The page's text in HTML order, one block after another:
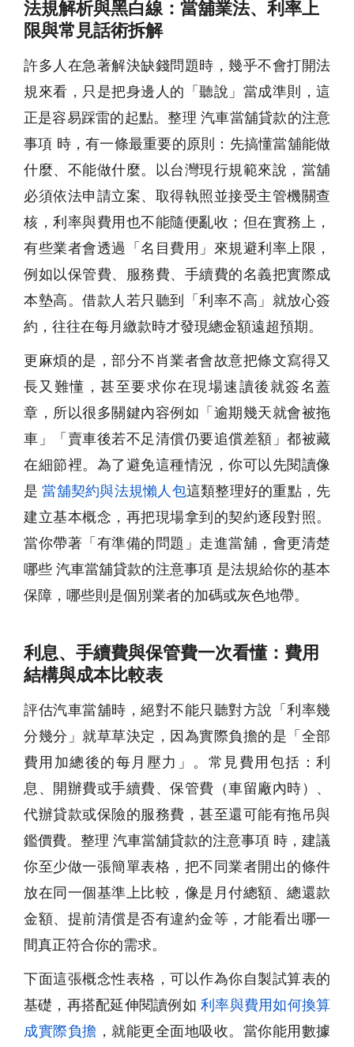
法規解析與黑白線：當舖業法、利率上
限與常見話術拆解
許多人在急著解決缺錢問題時，幾乎不會打開法
規來看，只是把身邊人的「聽說」當成準則，這
正是容易踩雷的起點。整理 汽車當舖貸款的注意
事項 時，有一條最重要的原則：先搞懂當舖能做
什麼、不能做什麼。以台灣現行規範來說，當舖
必須依法申請立案、取得執照並接受主管機關查
核，利率與費用也不能隨便亂收；但在實務上，
有些業者會透過「名目費用」來規避利率上限，
例如以保管費、服務費、手續費的名義把實際成
本墊高。借款人若只聽到「利率不高」就放心簽
約，往往在每月繳款時才發現總金額遠超預期。
更麻煩的是，部分不肖業者會故意把條文寫得又
長又難懂，甚至要求你在現場速讀後就簽名蓋
章，所以很多關鍵內容例如「逾期幾天就會被拖
車」「賣車後若不足清償仍要追償差額」都被藏
在細節裡。為了避免這種情況，你可以先閱讀像
是 當舖契約與法規懶人包這類整理好的重點，先
建立基本概念，再把現場拿到的契約逐段對照。
當你帶著「有準備的問題」走進當舖，會更清楚
哪些 汽車當舖貸款的注意事項 是法規給你的基本
保障，哪些則是個別業者的加碼或灰色地帶。
利息、手續費與保管費一次看懂：費用
結構與成本比較表
評估汽車當舖時，絕對不能只聽對方說「利率幾
分幾分」就草草決定，因為實際負擔的是「全部
費用加總後的每月壓力」。常見費用包括：利
息、開辦費或手續費、保管費（車留廠內時）、
代辦貸款或保險的服務費，甚至還可能有拖吊與
鑑價費。整理 汽車當舖貸款的注意事項 時，建議
你至少做一張簡單表格，把不同業者開出的條件
放在同一個基準上比較，像是月付總額、總還款
金額、提前清償是否有違約金等，才能看出哪一
間真正符合你的需求。
下面這張概念性表格，可以作為你自製試算表的
基礎，再搭配延伸閱讀例如 利率與費用如何換算
成實際負擔 ，就能更全面地吸收。當你能用數據